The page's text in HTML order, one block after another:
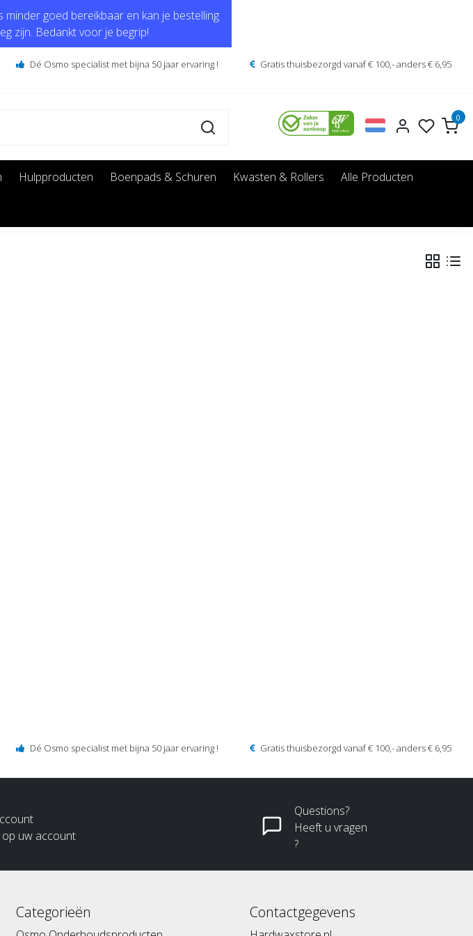
goed bereikbaar en kan je bestelling
zijn. Bedankt voor je begrip!
Dé Osmo specialist met bijna 50 jaar ervaring ! Gratis thuisbezorgd vanaf € 100,- anders € 6,95
0
Hulpproducten Boenpads & Schuren Kwasten & Rollers Alle Producten
Dé Osmo specialist met bijna 50 jaar ervaring ! Gratis thuisbezorgd vanaf € 100,- anders € 6,95
op uw account
Questions?
Heeft u vragen
?
Categorieën Contactgegevens